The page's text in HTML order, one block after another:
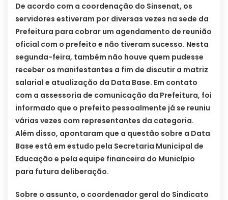
De acordo com a coordenação do Sinsenat, os
servidores estiveram por diversas vezes na sede da
Prefeitura para cobrar um agendamento de reunião
oficial com o prefeito e não tiveram sucesso. Nesta
segunda-feira, também não houve quem pudesse
receber os manifestantes a fim de discutir a matriz
salarial e atualização da Data Base. Em contato
com a assessoria de comunicação da Prefeitura, foi
informado que o prefeito pessoalmente já se reuniu
várias vezes com representantes da categoria.
Além disso, apontaram que a questão sobre a Data
Base está em estudo pela Secretaria Municipal de
Educação e pela equipe financeira do Município
para futura deliberação.
Sobre o assunto, o coordenador geral do Sindicato